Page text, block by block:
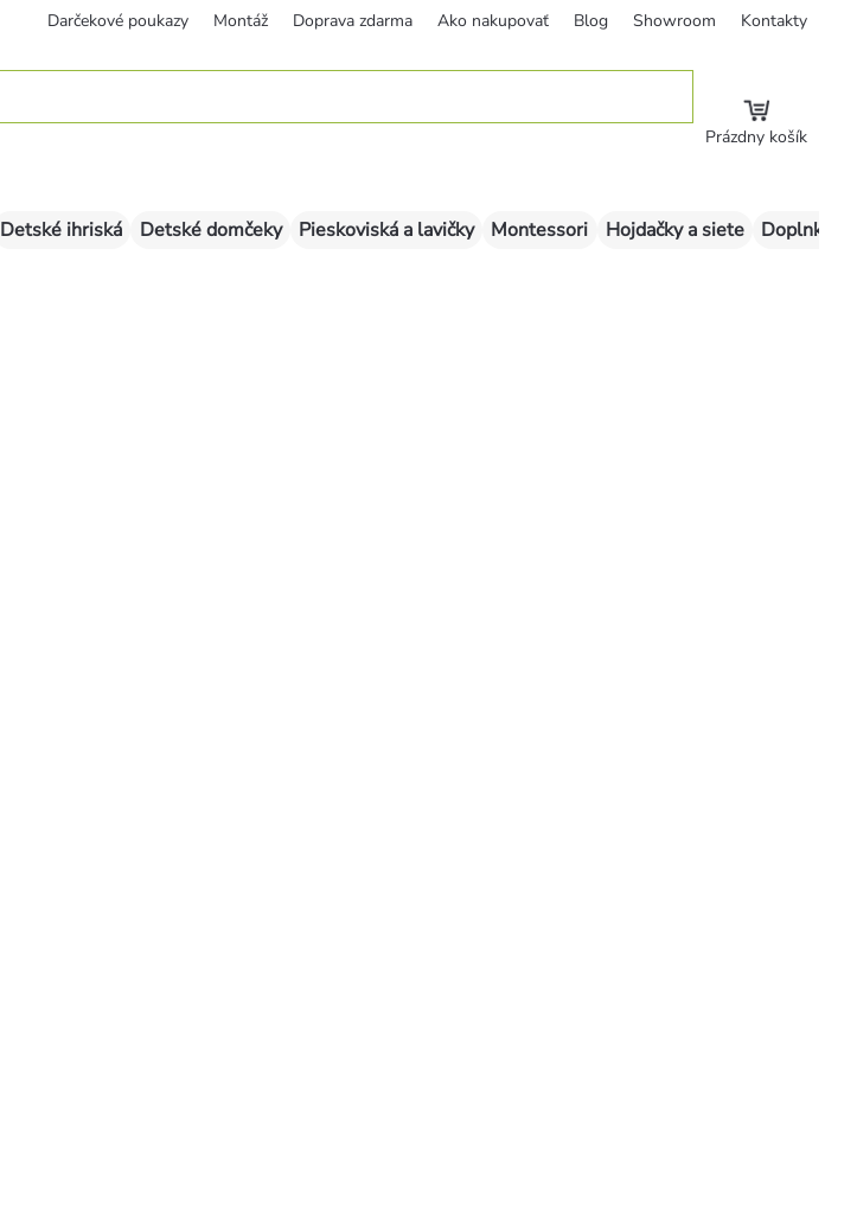
Darčekové poukazy Montáž Doprava zdarma Ako nakupovať Blog Showroom Kontakty
Prázdny košík
Detské ihriská Detské domčeky Pieskoviská a lavičky Montessori Hojdačky a siete Doplnky